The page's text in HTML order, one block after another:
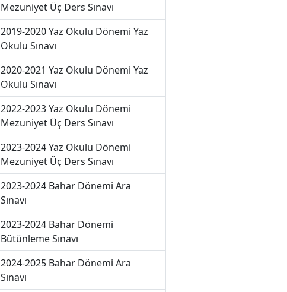
Mezuniyet Üç Ders Sınavı
2019-2020 Yaz Okulu Dönemi Yaz
Okulu Sınavı
2020-2021 Yaz Okulu Dönemi Yaz
Okulu Sınavı
2022-2023 Yaz Okulu Dönemi
Mezuniyet Üç Ders Sınavı
2023-2024 Yaz Okulu Dönemi
Mezuniyet Üç Ders Sınavı
2023-2024 Bahar Dönemi Ara
Sınavı
2023-2024 Bahar Dönemi
Bütünleme Sınavı
2024-2025 Bahar Dönemi Ara
Sınavı